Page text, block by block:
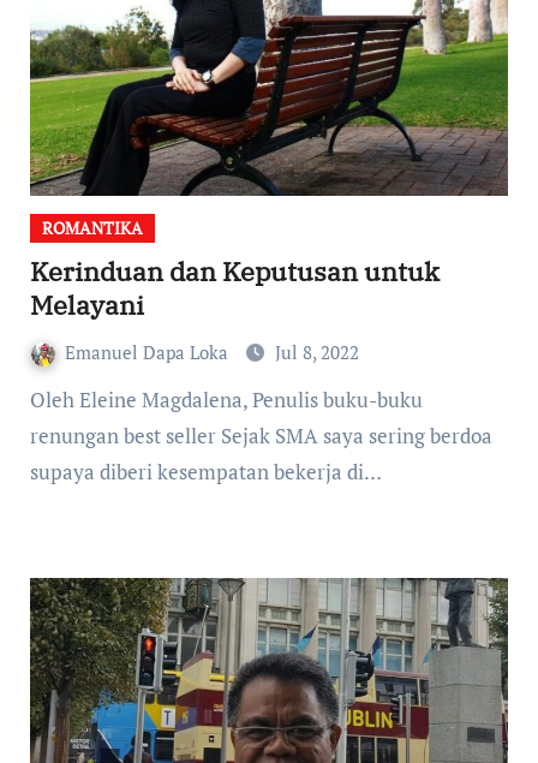
ROMANTIKA
Kerinduan dan Keputusan untuk
Melayani
Emanuel Dapa Loka Jul 8, 2022
Oleh Eleine Magdalena, Penulis buku-buku
renungan best seller Sejak SMA saya sering berdoa
supaya diberi kesempatan bekerja di…